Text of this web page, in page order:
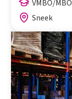
VMBO/MBO
Sneek